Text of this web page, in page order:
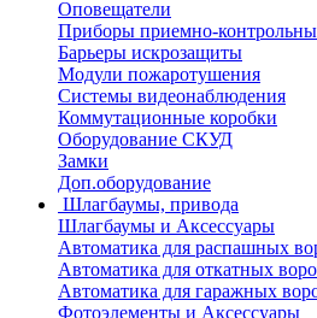
Оповещатели
Приборы приемно-
Барьеры искрозащиты
Модули пожаротушения
Системы видеонаблюдения
Коммутационные коробки
Оборудование СКУД
Замки
Доп.оборудование
Шлагбаумы, привода
Шлагбаумы и Аксессуары
Автоматика для распашных
Автоматика для откатных
Автоматика для гаражных
Фотоэлементы и Аксессуары